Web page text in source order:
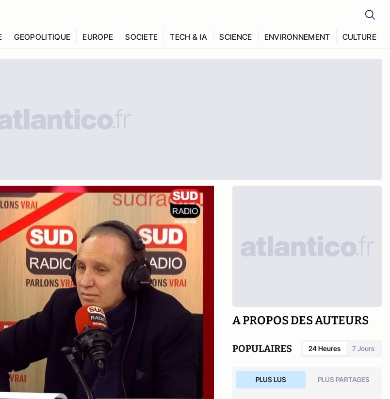
GEOPOLITIQUE EUROPE SOCIETE TECH & IA SCIENCE ENVIRONNEMENT CULTURE
A PROPOS DES AUTEURS
POPULAIRES 24 Heures 7 Jours
PLUS LUS PLUS PARTAGES